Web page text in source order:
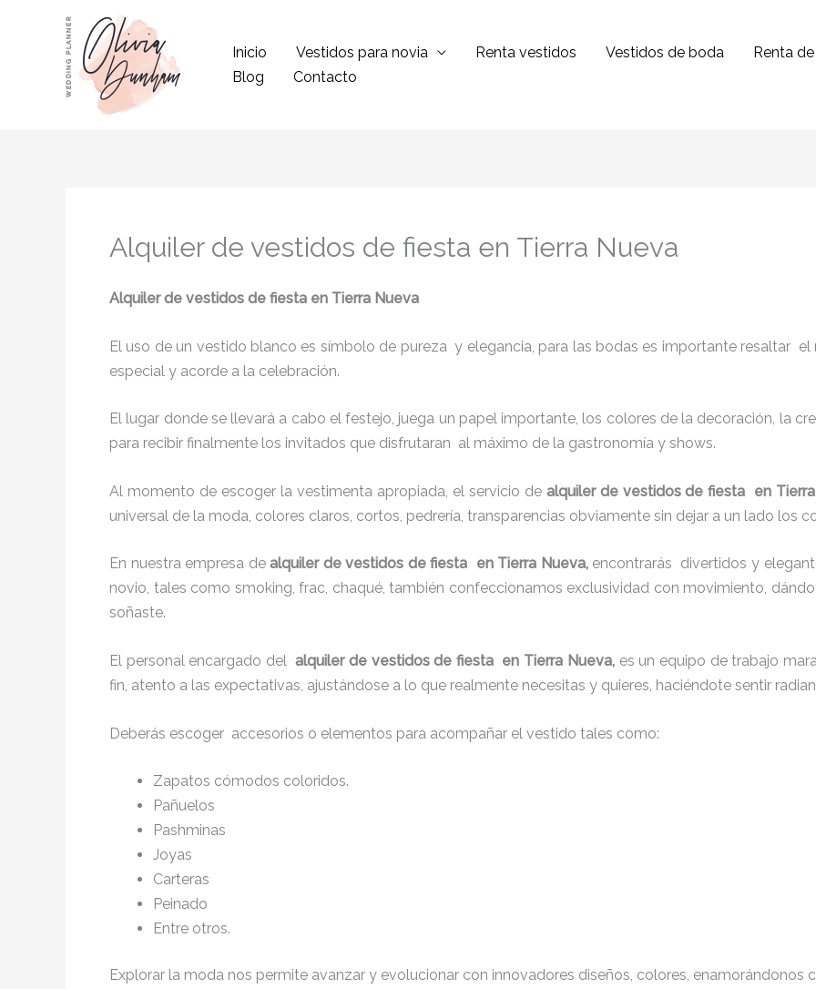
contenido
Inicio Vestidos para novia Renta vestidos Vestidos de boda Renta
Blog
Contacto
Alquiler de vestidos de fiesta en Tierra Nueva
Alquiler de vestidos de fiesta en Tierra Nueva
El uso de un vestido blanco es símbolo de pureza y elegancia, para las bodas es importante resaltar
especial y acorde a la celebración.
El lugar donde se llevará a cabo el festejo, juega un papel importante, los colores de la decoración, la
para recibir finalmente los invitados que disfrutaran al máximo de la gastronomía y shows.
Al momento de escoger la vestimenta apropiada, el servicio de alquiler de vestidos de fiesta en
universal de la moda, colores claros, cortos, pedrería, transparencias obviamente sin dejar a un lado los
En nuestra empresa dealquiler de vestidos de fiesta en Tierra Nueva, encontrarás divertidos y
novio, tales como smoking, frac, chaqué, también confeccionamos exclusividad con movimiento,
soñaste.
El personal encargado delalquiler de vestidos de fiesta en Tierra Nueva,es un equipo de trabajo
fin, atento a las expectativas, ajustándose a lo que realmente necesitas y quieres, haciéndote sentir
Deberás escoger accesorios o elementos para acompañar el vestido tales como:
Zapatos cómodos coloridos.
Pañuelos
Pashminas
Joyas
Carteras
Peinado
Entre otros.
Explorar la moda nos permite avanzar y evolucionar con innovadores diseños, colores,